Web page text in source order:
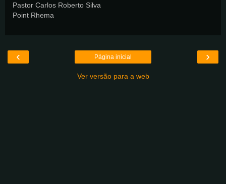
Pastor Carlos Roberto Silva
Point Rhema
‹ ›
Página inicial
Ver versão para a web